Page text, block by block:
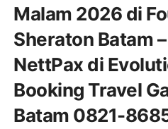
Malam 2026 di
Sheraton Batam
NettPax di
Booking Travel
Batam 0821-